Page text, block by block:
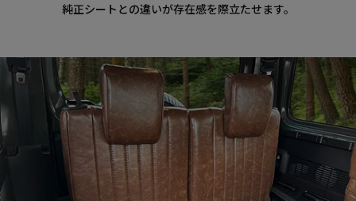
純正シートとの違いが存在感を際立たせます。